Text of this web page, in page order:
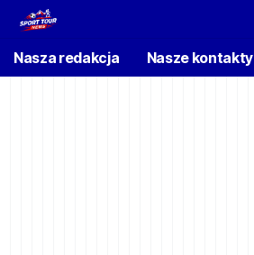
Nasza redakcja Nasze kontakty